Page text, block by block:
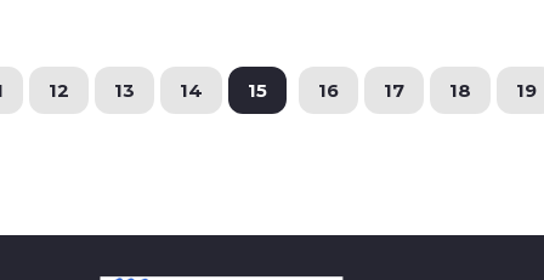
12 13 14 15 16 17 18 19